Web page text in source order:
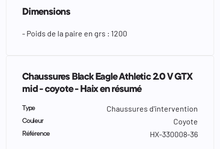
Dimensions
- Poids de la paire en grs : 1200
Chaussures Black Eagle Athletic 2.0 V GTX
mid - coyote - Haix en résumé
Type Chaussures d'intervention
Couleur Coyote
Référence HX-330008-36